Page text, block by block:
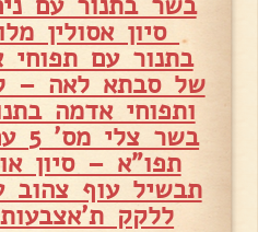
סיון אסולין
בתנור עם תפוחי
של סבתא לאה –
ותפוחי אדמה
תפו"א – סיון
תבשיל עוף צהוב
ללקק